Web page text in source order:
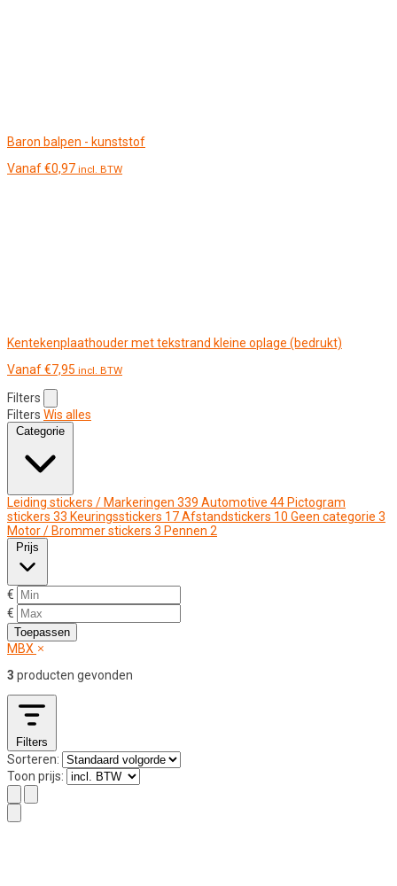
Baron balpen - kunststof
Vanaf€0,97 incl. BTW
Kentekenplaathouder met tekstrand kleine oplage (bedrukt)
Vanaf€7,95 incl. BTW
Filters
Filters Wis alles
Categorie
Leiding stickers / Markeringen 339 Automotive 44 Pictogram
stickers 33 Keuringsstickers 17Afstandstickers 10 Geen categorie 3
Motor / Brommer stickers 3 Pennen 2
Prijs
€
€
Toepassen
MBX
3 producten gevonden
Filters
Sorteren:
Toon prijs: